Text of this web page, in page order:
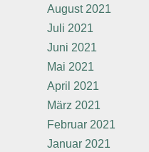
August 2021
Juli 2021
Juni 2021
Mai 2021
April 2021
März 2021
Februar 2021
Januar 2021